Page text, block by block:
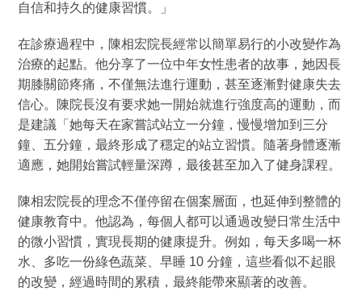
自信和持久的健康習慣。」
在診療過程中，陳相宏院長經常以簡單易行的小改變作為
治療的起點。他分享了一位中年女性患者的故事，她因長
期膝關節疼痛，不僅無法進行運動，甚至逐漸對健康失去
信心。陳院長沒有要求她一開始就進行強度高的運動，而
是建議「她每天在家嘗試站立一分鐘，慢慢增加到三分
鐘、五分鐘，最終形成了穩定的站立習慣。隨著身體逐漸
適應，她開始嘗試輕量深蹲，最後甚至加入了健身課程。
陳相宏院長的理念不僅停留在個案層面，也延伸到整體的
健康教育中。他認為，每個人都可以通過改變日常生活中
的微小習慣，實現長期的健康提升。例如，每天多喝一杯
水、多吃一份綠色蔬菜、早睡 10 分鐘，這些看似不起眼
的改變，經過時間的累積，最終能帶來顯著的改善。